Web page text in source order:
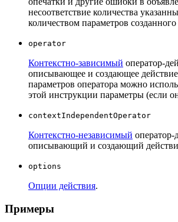
несоответствие количества
количеством параметров
operator
Контекстно-зависимый оператор-
описывающее и создающее
параметров оператора можно
этой инструкции параметры (если
contextIndependentOperator
Контекстно-независимый оператор-
описывающий и создающий
options
Опции действия.
Примеры